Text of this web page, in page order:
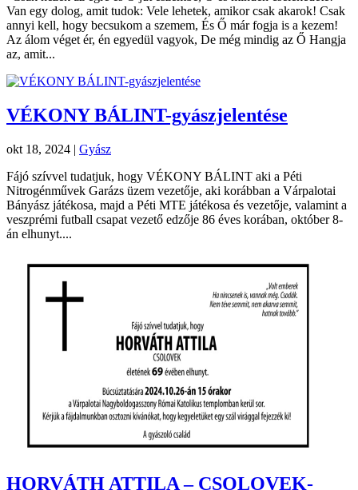
Van egy dolog, amit tudok: Vele lehetek, amikor csak akarok! Csak
annyi kell, hogy becsukom a szemem, És Ő már fogja is a kezem!
Az álom véget ér, én egyedül vagyok, De még mindig az Ő Hangja
az, amit...
VÉKONY BÁLINT-gyászjelentése
okt 18, 2024 | Gyász
Fájó szívvel tudatjuk, hogy VÉKONY BÁLINT aki a Péti
Nitrogénművek Garázs üzem vezetője, aki korábban a Várpalotai
Bányász játékosa, majd a Péti MTE játékosa és vezetője, valamint a
veszprémi futball csapat vezető edzője 86 éves korában, október 8-
án elhunyt....
HORVÁTH ATTILA – CSOLOVEK-